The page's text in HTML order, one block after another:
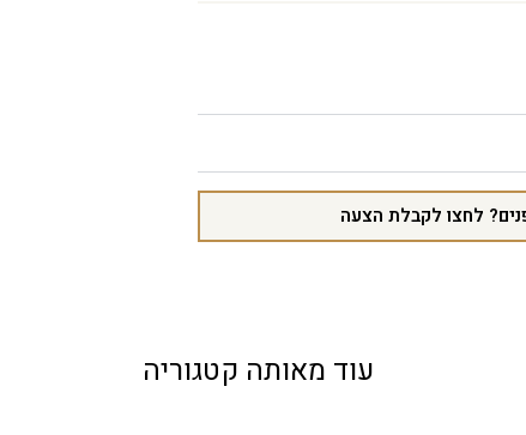
לחצו לקבלת הצעה
עוד מאותה קטגוריה